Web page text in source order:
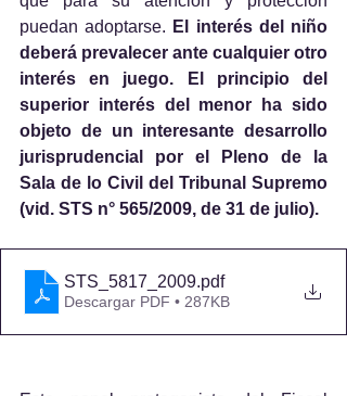
puedan adoptarse. El interés del niño
deberá prevalecer ante cualquier otro
interés en juego. El principio del
superior interés del menor ha sido
objeto de un interesante desarrollo
jurisprudencial por el Pleno de la
Sala de lo Civil del Tribunal Supremo
(vid. STS n° 565/2009, de 31 de julio).
STS_5817_2009.pdf
Descargar PDF • 287KB